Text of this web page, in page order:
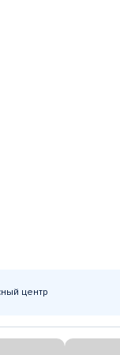
центр